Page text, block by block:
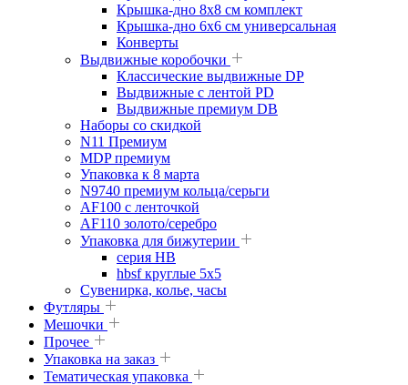
Крышка-дно 8x8 см комплект
Крышка-дно 6x6 см универсальная
Конверты
Выдвижные коробочки
Классические выдвижные DP
Выдвижные с лентой PD
Выдвижные премиум DB
Наборы со скидкой
N11 Премиум
MDP премиум
Упаковка к 8 марта
N9740 премиум кольца/серьги
AF100 с ленточкой
AF110 золото/серебро
Упаковка для бижутерии
серия HB
hbsf круглые 5x5
Сувенирка, колье, часы
Футляры
Мешочки
Прочее
Упаковка на заказ
Тематическая упаковка